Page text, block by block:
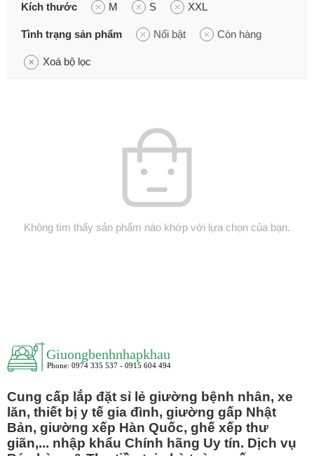
Kích thước M S XXL
Tình trạng sản phẩm Nổi bật Còn hàng
Xoá bộ lọc
Không tìm thấy sản phẩm nào khớp với lựa chọn của bạn.
Cung cấp lắp đặt sỉ lẻ giường bệnh nhân, xe
lăn, thiết bị y tế gia đình, giường gấp Nhật
Bản, giường xếp Hàn Quốc, ghế xếp thư
giãn,... nhập khẩu Chính hãng Uy tín. Dịch vụ